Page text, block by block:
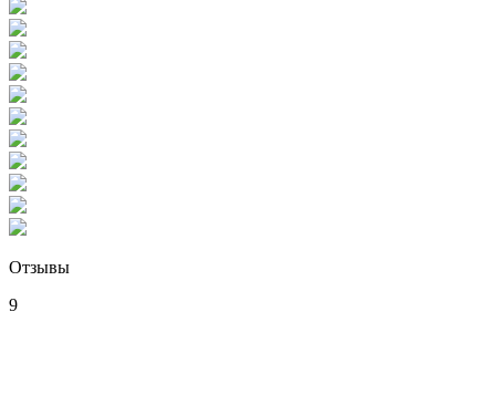
Отзывы
9